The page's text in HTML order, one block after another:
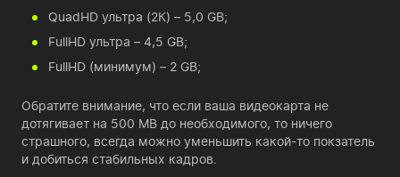
QuadHD ультра (2К) – 5,0 GB;
FullHD ультра – 4,5 GB;
FullHD (минимум) – 2 GB;
Обратите внимание, что если ваша видеокарта не
дотягивает на 500 MB до необходимого, то ничего
страшного, всегда можно уменьшить какой-то покзатель
и добиться стабильных кадров.